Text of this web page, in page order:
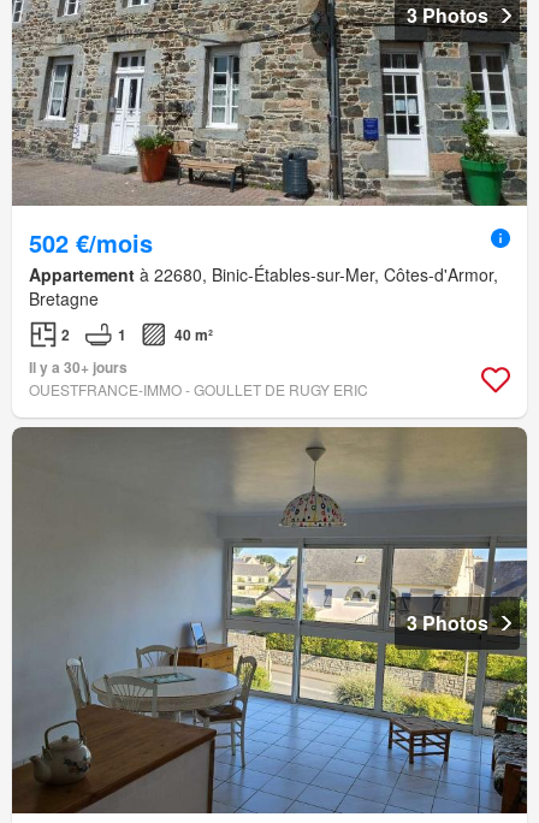
3 Photos
502 €/mois
Appartement à 22680, Binic-Étables-sur-Mer, Côtes-d'Armor,
Bretagne
2 1
40 m²
Il y a 30+ jours
OUESTFRANCE-IMMO - GOULLET DE RUGY ERIC
3 Photos